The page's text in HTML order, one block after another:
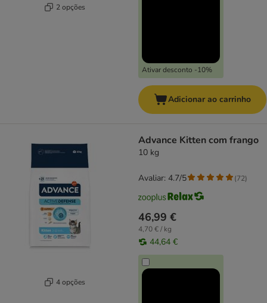
2 opções
Ativar desconto -10%
Adicionar ao carrinho
4 opções
Advance Kitten com frango
10 kg
46,99 €
4,70 € / kg
44,64 €
Avaliar: 4.7/5 (72)